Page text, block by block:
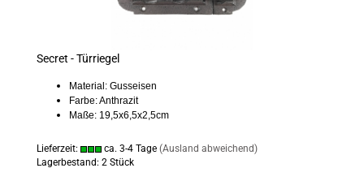
Secret - Türriegel
Material: Gusseisen
Farbe: Anthrazit
Maße: 19,5x6,5x2,5cm
Lieferzeit: ca. 3-4 Tage (Ausland abweichend)
Lagerbestand: 2 Stück